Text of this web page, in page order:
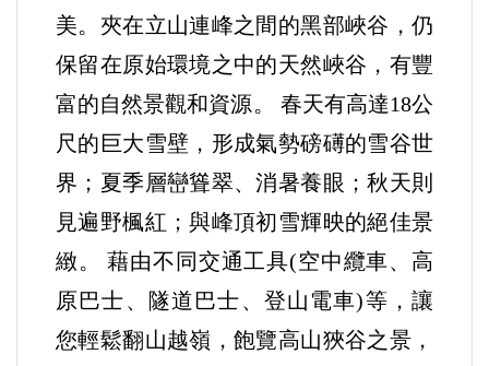
美。夾在立山連峰之間的黑部峽谷，仍
保留在原始環境之中的天然峽谷，有豐
富的自然景觀和資源。 春天有高達18公
尺的巨大雪壁，形成氣勢磅礡的雪谷世
界；夏季層巒聳翠、消暑養眼；秋天則
見遍野楓紅；與峰頂初雪輝映的絕佳景
緻。 藉由不同交通工具(空中纜車、高
原巴士、隧道巴士、登山電車)等，讓
您輕鬆翻山越嶺，飽覽高山狹谷之景，